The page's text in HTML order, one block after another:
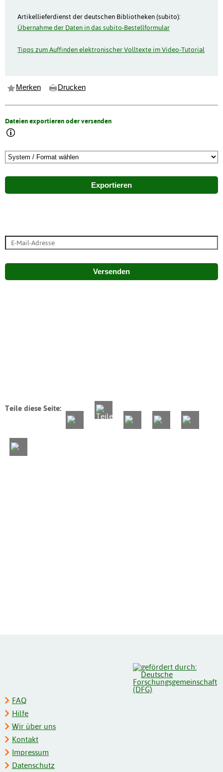
Artikellieferdienst der deutschen Bibliotheken (subito):
Übernahme der Daten in das subito-Bestellformular
Tipps zum Auffinden elektronischer Volltexte im Video-Tutorial
Merken Drucken
Dateien exportieren oder versenden
Exportieren
Versenden
Teile diese Seite:
FAQ
Hilfe
Wir über uns
Kontakt
Impressum
Datenschutz